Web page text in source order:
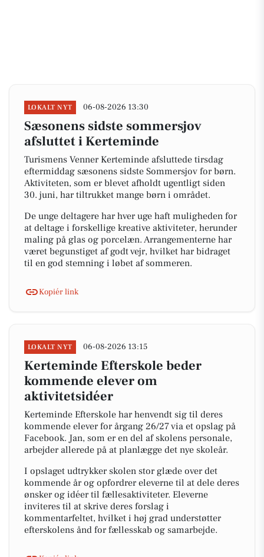
LOKALT NYT 06-08-2026 13:30
Sæsonens sidste sommersjov
afsluttet i Kerteminde
Turismens Venner Kerteminde afsluttede tirsdag
eftermiddag sæsonens sidste Sommersjov for børn.
Aktiviteten, som er blevet afholdt ugentligt siden
30. juni, har tiltrukket mange børn i området.
De unge deltagere har hver uge haft muligheden for
at deltage i forskellige kreative aktiviteter, herunder
maling på glas og porcelæn. Arrangementerne har
været begunstiget af godt vejr, hvilket har bidraget
til en god stemning i løbet af sommeren.
Kopiér link
LOKALT NYT 06-08-2026 13:15
Kerteminde Efterskole beder
kommende elever om
aktivitetsidéer
Kerteminde Efterskole har henvendt sig til deres
kommende elever for årgang 26/27 via et opslag på
Facebook. Jan, som er en del af skolens personale,
arbejder allerede på at planlægge det nye skoleår.
I opslaget udtrykker skolen stor glæde over det
kommende år og opfordrer eleverne til at dele deres
ønsker og idéer til fællesaktiviteter. Eleverne
inviteres til at skrive deres forslag i
kommentarfeltet, hvilket i høj grad understøtter
efterskolens ånd for fællesskab og samarbejde.